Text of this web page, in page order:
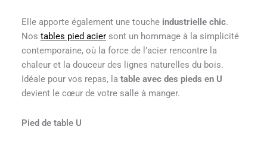
Elle apporte également une touche industrielle chic.
Nos tables pied aciersont un hommage à la simplicité
contemporaine, où la force de l’acier rencontre la
chaleur et la douceur des lignes naturelles du bois.
Idéale pour vos repas, la table avec des pieds en U
devient le cœur de votre salle à manger.
Pied de table U